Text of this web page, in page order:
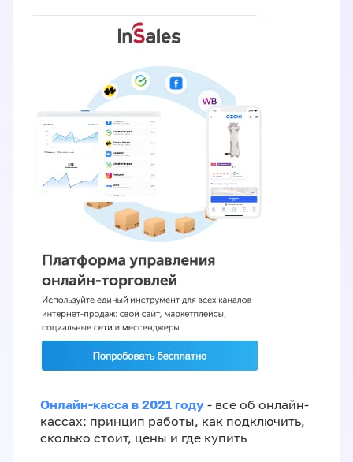
Онлайн-касса в 2021 году - все об онлайн-
кассах: принцип работы, как подключить,
сколько стоит, цены и где купить